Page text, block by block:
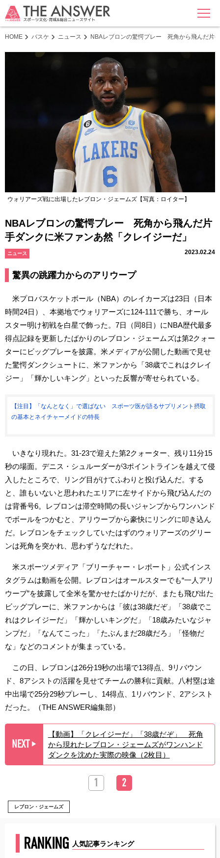
MENU
HOME バスケ ニュース NBAレブロンの驚愕プレー 死角から飛んだ片
ウォリアーズ戦に出場したレブロン・ジェームズ【写真：ロイター】
NBAレブロンの驚愕プレー 死角から飛んだ片
手ダンクに米ファンあ然「クレイジーだ」
ニュース 2023.02.24
驚異の跳躍力からのアリウープ
米プロバスケットボール（NBA）のレイカーズは23日（日本
時間24日）、本拠地でウォリアーズに124-111で勝ち、オール
スター明け初戦を白星で飾った。7日（同8日）にNBA歴代最多
得点記録を更新したばかりのレブロン・ジェームズは第2クォー
ターにビッグプレーを披露。米メディアが公開した動画で見せ
た驚愕ダンクシュートに、米ファンから「38歳でこれはクレイ
ジー」「輝かしいキング」といった反響が寄せられている。
【注目】「なんとなく」で選ばない スポーツ医が語るサプリメント摂取
の基本とネイチャーメイドの特長
いきなり現れた。31-23で迎えた第2クォーター、残り11分15
秒の場面。デニス・シュルーダーが3ポイントラインを越えて侵
入したところで、リング目がけてふわりと投げ込んだ。する
と、誰もいないと思われたエリアに左サイドから飛び込んだの
は背番号6。レブロンは滞空時間の長いジャンプからワンハンド
でボールをつかむと、アリウープから豪快にリングに叩き込ん
だ。レブロンをチェックしていたはずのウォリアーズのグリー
ンは死角を突かれ、思わずうなだれた。
米スポーツメディア「ブリーチャー・レポート」公式インス
タグラムは動画を公開。レブロンはオールスターでも“一人アリ
ウープ”を披露して全米を驚かせたばかりだが、またも飛び出た
ビッグプレーに、米ファンからは「彼は38歳だぞ」「38歳でこ
れはクレイジーだ」「輝かしいキングだ」「18歳みたいなジャ
ンプだ」「なんてこった」「たぶんまだ28歳だろ」「怪物だ
な」などのコメントが集まっている。
この日、レブロンは26分19秒の出場で13得点、9リバウン
ド、8アシストの活躍を見せてチームの勝利に貢献。八村塁は途
中出場で25分29秒プレーし、14得点、1リバウンド、2アシスト
だった。（THE ANSWER編集部）
NEXT ▶︎
【動画】「クレイジーだ」「38歳だぞ」 死角
から現れたレブロン・ジェームズがワンハンド
ダンクを沈めた実際の映像（2枚目）
1 2
レブロン・ジェームズ
RANKING 人気記事ランキング